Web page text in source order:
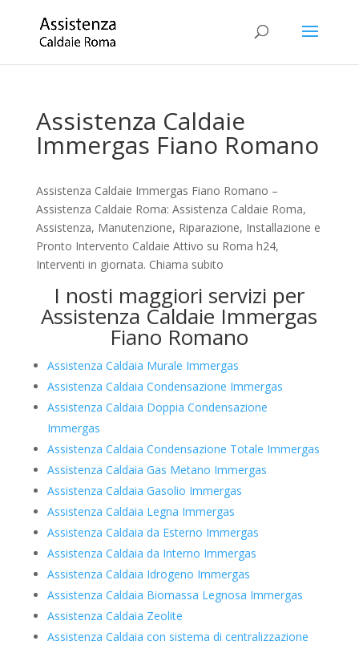
Assistenza Caldaie
Immergas Fiano Romano
Assistenza Caldaie Immergas Fiano Romano –
Assistenza Caldaie Roma: Assistenza Caldaie Roma,
Assistenza, Manutenzione, Riparazione, Installazione e
Pronto Intervento Caldaie Attivo su Roma h24,
Interventi in giornata. Chiama subito
I nosti maggiori servizi per
Assistenza Caldaie Immergas
Fiano Romano
Assistenza Caldaia Murale Immergas
Assistenza Caldaia Condensazione Immergas
Assistenza Caldaia Doppia Condensazione
Immergas
Assistenza Caldaia Condensazione Totale Immergas
Assistenza Caldaia Gas Metano Immergas
Assistenza Caldaia Gasolio Immergas
Assistenza Caldaia Legna Immergas
Assistenza Caldaia da Esterno Immergas
Assistenza Caldaia da Interno Immergas
Assistenza Caldaia Idrogeno Immergas
Assistenza Caldaia Biomassa Legnosa Immergas
Assistenza Caldaia Zeolite
Assistenza Caldaia con sistema di centralizzazione